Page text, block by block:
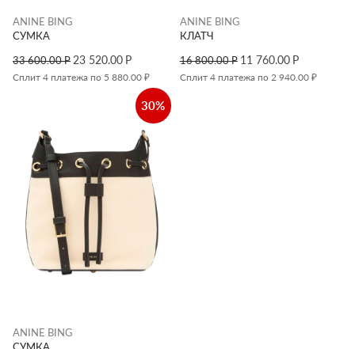
ANINE BING
СУМКА
33 600.00Р 23 520.00 Р
Сплит 4 платежа по 5 880.00 ₽
ANINE BING
КЛАТЧ
16 800.00Р 11 760.00 Р
Сплит 4 платежа по 2 940.00 ₽
30%
ANINE BING